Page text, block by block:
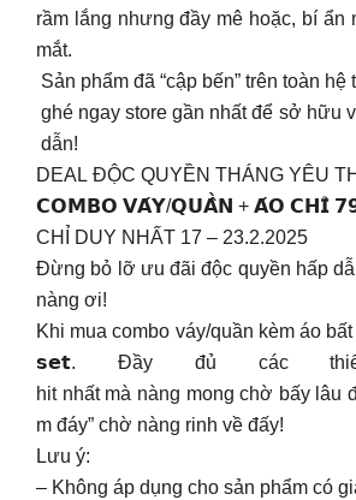
rầm lắng nhưng đầy mê hoặc, bí ẩn
mắt.
Sản phẩm đã “cập bến” trên toàn
ghé ngay store gần nhất để sở hữu
dẫn!
DEAL ĐỘC QUYỀN THÁNG YÊU
𝗖𝗢𝗠𝗕𝗢 𝗩𝗔́𝗬/𝗤𝗨𝗔̂̀𝗡 + 𝗔́𝗢 𝗖𝗛𝗜̉
CHỈ DUY NHẤT 17 – 23.2.2025
Đừng bỏ lỡ ưu đãi độc quyền hấp
nàng ơi!
Khi mua combo váy/quần kèm áo
𝘀𝗲𝘁. Đầy đủ các
hit nhất mà nàng mong chờ bấy lâu
m đáy” chờ nàng rinh về đấy!
Lưu ý:
– Không áp dụng cho sản phẩm có